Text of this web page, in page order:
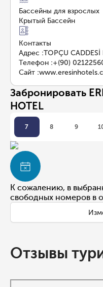
Бассейны для взрослых
Крытый Бассейн
Контакты
Адрес :TOPÇU
Телефон :+(90)
Сайт :
Забронировать
HOTEL
7 8 9
К сожалению, в
свободных номеров в
Отзывы